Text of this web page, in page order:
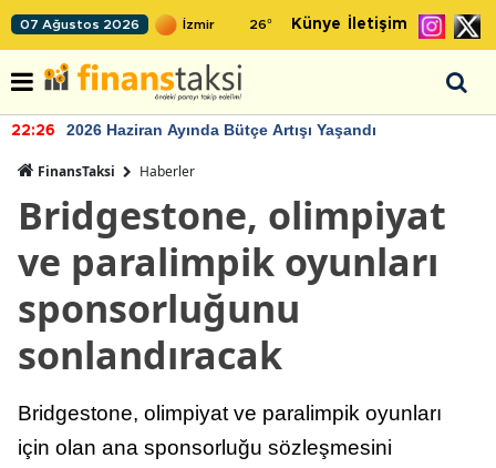
07 Ağustos 2026 26° Künye İletişim
22:26 2026 Haziran Ayında Bütçe Artışı Yaşandı
FinansTaksi Haberler
Bridgestone, olimpiyat
ve paralimpik oyunları
sponsorluğunu
sonlandıracak
Bridgestone, olimpiyat ve paralimpik oyunları
için olan ana sponsorluğu sözleşmesini